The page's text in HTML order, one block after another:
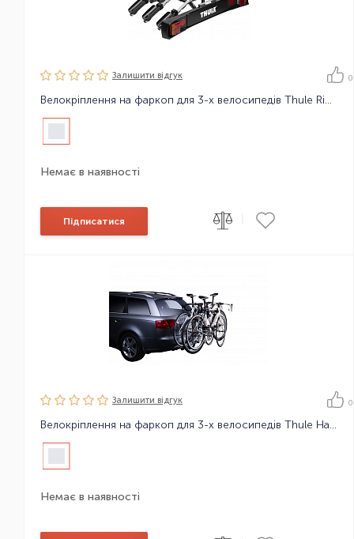
Залишити вiдгук 0
Велокріплення на фаркоп для 3-х велосипедів Thule RideOn 9503 7pin
Немає в наявності
Підписатися
Залишити вiдгук 0
Велокріплення на фаркоп для 3-х велосипедів Thule HangOn 3 Tilt
Немає в наявності